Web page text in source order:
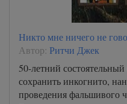
Никто мне ничего не
Автор: Ритчи Джек
50-летний
сохранить инкогнито,
проведения фальшивого